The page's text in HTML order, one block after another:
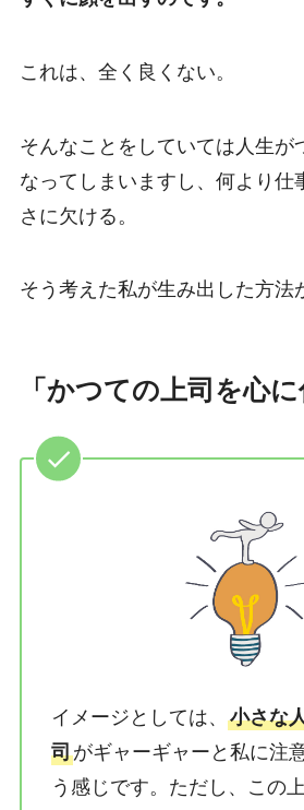
これは、全く良くない。
そんなことをしていては人生が
なってしまいますし、何より仕
さに欠ける。
そう考えた私が生み出した方法
「かつての上司を心に
イメージとしては、 小さな
司がギャーギャーと私に注
う感じです。ただし、この